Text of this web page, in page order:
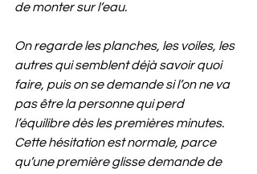
de monter sur l’eau.
On regarde les planches, les voiles, les
autres qui semblent déjà savoir quoi
faire, puis on se demande si l’on ne va
pas être la personne qui perd
l’équilibre dès les premières minutes.
Cette hésitation est normale, parce
qu’une première glisse demande de